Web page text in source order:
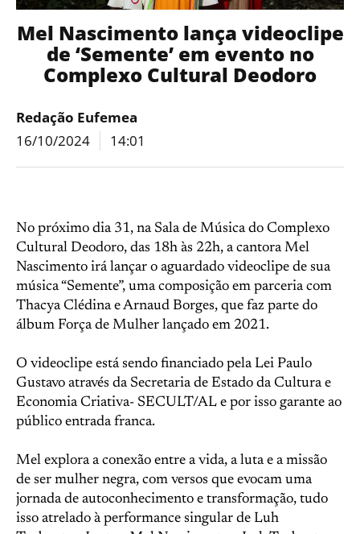
Mel Nascimento lança videoclipe
de ‘Semente’ em evento no
Complexo Cultural Deodoro
Redação Eufemea
16/10/2024
14:01
No próximo dia 31, na Sala de Música do Complexo
Cultural Deodoro, das 18h às 22h, a cantora Mel
Nascimento irá lançar o aguardado videoclipe de sua
música “Semente”, uma composição em parceria com
Thacya Clédina e Arnaud Borges, que faz parte do
álbum Força de Mulher lançado em 2021.
O videoclipe está sendo financiado pela Lei Paulo
Gustavo através da Secretaria de Estado da Cultura e
Economia Criativa- SECULT/AL e por isso garante ao
público entrada franca.
Mel explora a conexão entre a vida, a luta e a missão
de ser mulher negra, com versos que evocam uma
jornada de autoconhecimento e transformação, tudo
isso atrelado à performance singular de Luh